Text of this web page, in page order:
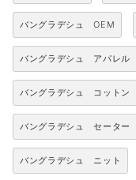
バングラデシュ OEM
バングラデシュ アパレル
バングラデシュ コットン
バングラデシュ セーター
バングラデシュ ニット